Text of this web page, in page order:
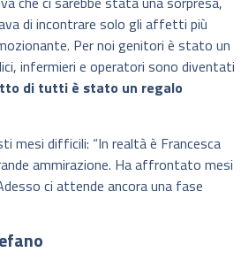
di incontrare solo gli affetti più
Per noi genitori è stato un
infermieri e operatori sono diventati
di tutti è stato un regalo
mesi difficili: “In realtà è Francesca
ammirazione. Ha affrontato mesi
ci attende ancora una fase